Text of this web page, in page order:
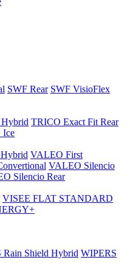
SWF Rear SWF VisioFlex
TRICO Exact Fit Rear
Ice
VALEO First
VALEO Silencio
Silencio Rear
VISEE FLAT STANDARD
Rain Shield Hybrid WIPERS